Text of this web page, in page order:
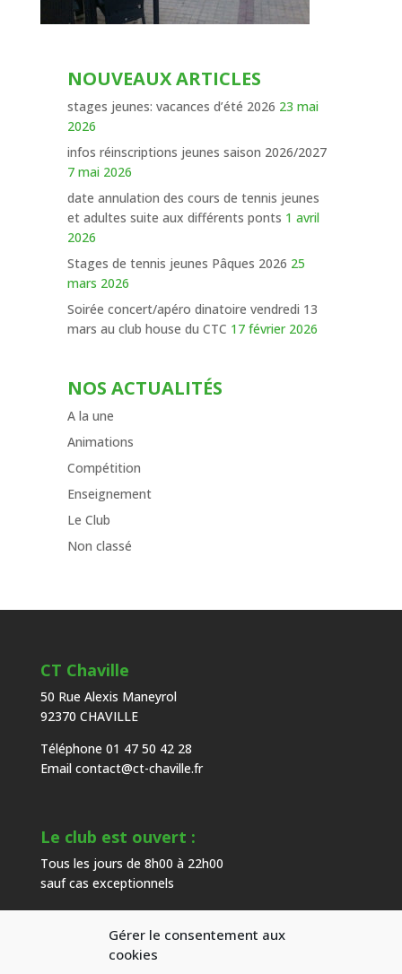
Gérer le consentement aux
cookies
NOUVEAUX ARTICLES
stages jeunes: vacances d’été 2026 23 mai
2026
infos réinscriptions jeunes saison 2026/2027
7 mai 2026
date annulation des cours de tennis jeunes
et adultes suite aux différents ponts 1 avril
2026
Stages de tennis jeunes Pâques 2026 25
mars 2026
Soirée concert/apéro dinatoire vendredi 13
mars au club house du CTC 17 février 2026
NOS ACTUALITÉS
A la une
Animations
Compétition
Enseignement
Le Club
Non classé
CT Chaville
50 Rue Alexis Maneyrol
92370 CHAVILLE
Téléphone 01 47 50 42 28
Email contact@ct-chaville.fr
Le club est ouvert :
Tous les jours de 8h00 à 22h00
sauf cas exceptionnels
Heures d’ouverture de l’accueil :